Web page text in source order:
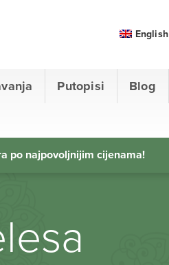
Putopisi Blog
English
po najpovoljnijim cijenama!